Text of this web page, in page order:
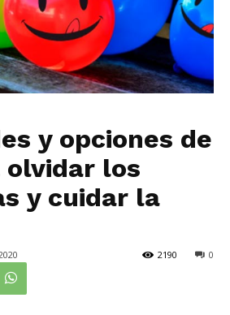
Extremadura
y opciones de
olvidar los
y cuidar la
0
2190